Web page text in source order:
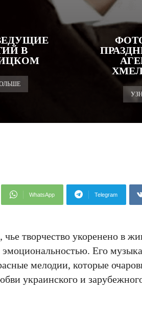
В
WhatsApp Telegram
творчество укоренено в
Его
мелодии, которые
украинского и